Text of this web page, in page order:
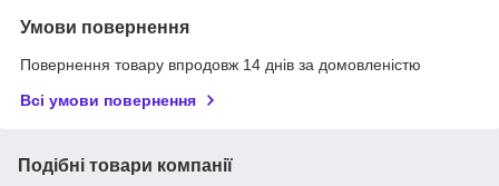
Умови повернення
Повернення товару впродовж 14 днів за домовленістю
Всі умови повернення
Подібні товари компанії